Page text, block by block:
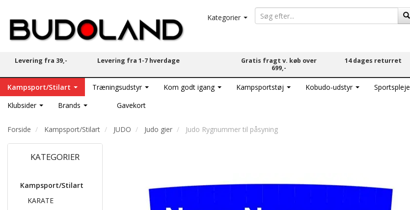
Kategorier
Levering fra 39,- Levering fra 1-7 hverdage
Gratis fragt v. køb over
699,-
14 dages returret
Kampsport/Stilart Træningsudstyr Kom godt igang Kampsportstøj Kobudo-udstyr Sportspleje
Klubsider
Brands Gavekort
Forside Kampsport/Stilart JUDO Judo gier Judo Rygnummer til påsyning
KATEGORIER
Kampsport/Stilart
KARATE